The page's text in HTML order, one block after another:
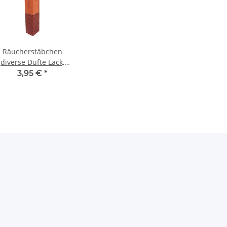
Räucherstäbchen
diverse Düfte Lack,
Citrus
3,95 € *